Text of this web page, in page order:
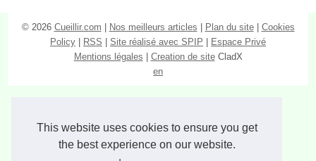
This website uses cookies to ensure you get
the best experience on our website.
© 2026 Cueillir.com Nos meilleurs articles Plan du site| Cookies
Policy
RSS Site réalisé avec SPIP
Espace Privé
Mentions légales
Creation de siteCladX
en